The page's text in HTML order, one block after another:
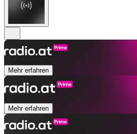
Mehr erfahren
Mehr erfahren